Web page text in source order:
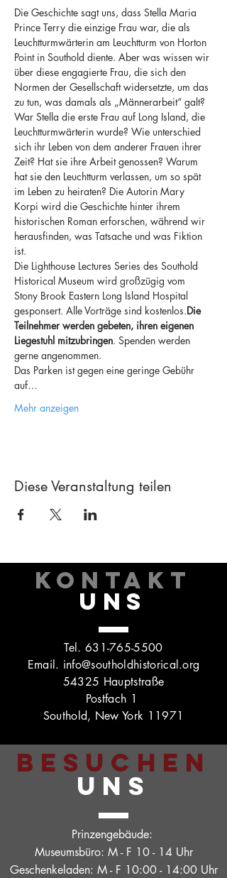
Die Geschichte sagt uns, dass Stella Maria
Prince Terry die einzige Frau war, die als
Leuchtturmwärterin am Leuchtturm von Horton
Point in Southold diente. Aber was wissen wir
über diese engagierte Frau, die sich den
Normen der Gesellschaft widersetzte, um das
zu tun, was damals als „Männerarbeit“ galt?
War Stella die erste Frau auf Long Island, die
Leuchtturmwärterin wurde? Wie unterschied
sich ihr Leben von dem anderer Frauen ihrer
Zeit? Hat sie ihre Arbeit genossen? Warum
hat sie den Leuchtturm verlassen, um so spät
im Leben zu heiraten? Die Autorin Mary
Korpi wird die Geschichte hinter ihrem
historischen Roman erforschen, während wir
herausfinden, was Tatsache und was Fiktion
ist.
Die Lighthouse Lectures Series des Southold
Historical Museum wird großzügig vom
Stony Brook Eastern Long Island Hospital
gesponsert. Alle Vorträge sind kostenlos.Die
Teilnehmer werden gebeten, ihren eigenen
Liegestuhl mitzubringen. Spenden werden
gerne angenommen.
Das Parken ist gegen eine geringe Gebühr
auf…
Mehr anzeigen
Diese Veranstaltung teilen
KONTAKT
UNS
Tel. 631-765-5500
Email. info@southoldhistorical.org
54325 Hauptstraße
Postfach 1
Southold, New York 11971
BESUCHEN
UNS
Prinzengebäude:
Museumsbüro: M - F 10 - 14 Uhr
Geschenkeladen: M - F 10:00 - 14:00 Uhr